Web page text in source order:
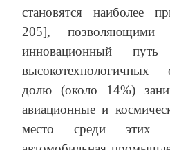
становятся наиболее
205], позволяющими
инновационный
долю (около 14%)
авиационные и
место среди этих